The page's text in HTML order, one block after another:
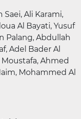
Ali Karami,
Al Bayati, Yusuf
Palang, Abdullah
Adel Bader Al
Ahmed
Mohammed Al